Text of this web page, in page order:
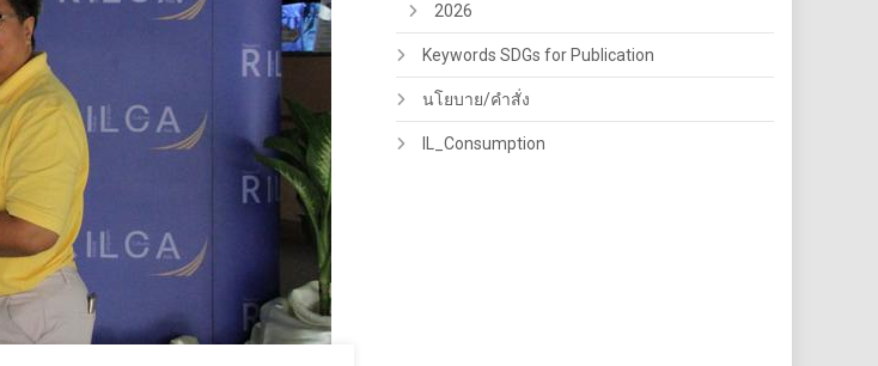
2026
Keywords SDGs for Publication
นโยบาย/คำสั่ง
IL_Consumption